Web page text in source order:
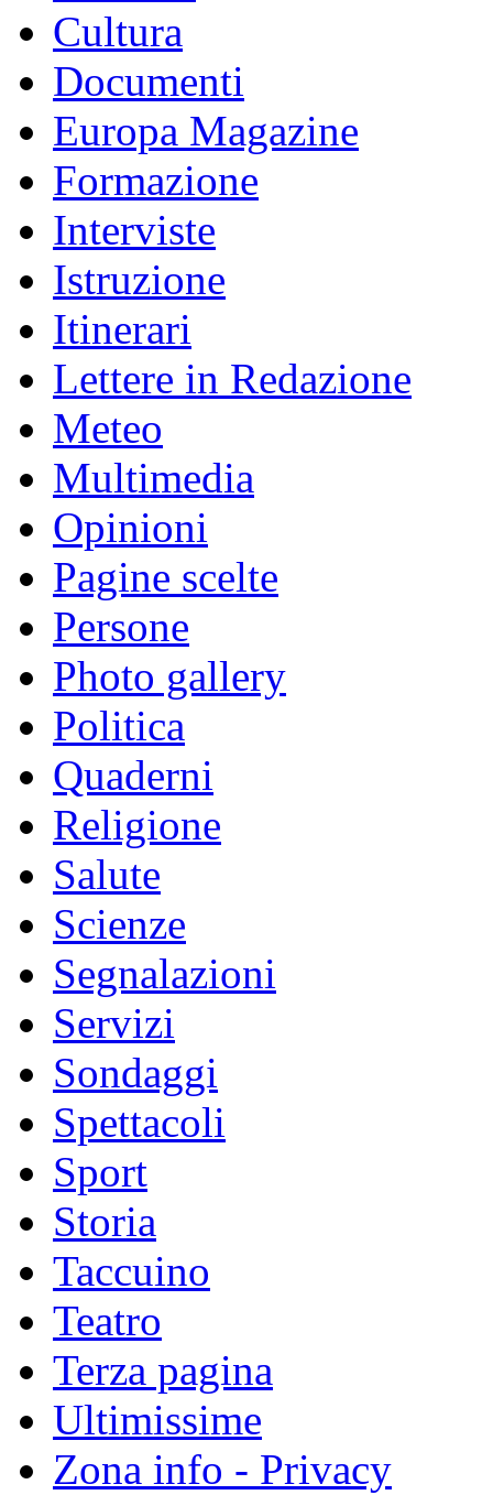
Cultura
Documenti
Europa Magazine
Formazione
Interviste
Istruzione
Itinerari
Lettere in Redazione
Meteo
Multimedia
Opinioni
Pagine scelte
Persone
Photo gallery
Politica
Quaderni
Religione
Salute
Scienze
Segnalazioni
Servizi
Sondaggi
Spettacoli
Sport
Storia
Taccuino
Teatro
Terza pagina
Ultimissime
Zona info - Privacy